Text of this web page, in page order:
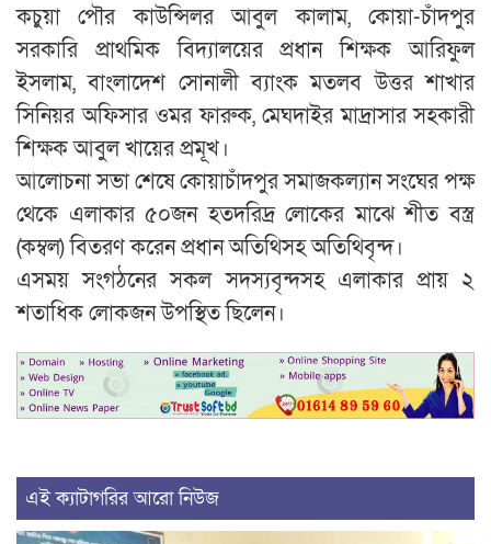
কচুয়া পৌর কাউন্সিলর আবুল কালাম, কোয়া-চাঁদপুর
সরকারি প্রাথমিক বিদ্যালয়ের প্রধান শিক্ষক আরিফুল
ইসলাম, বাংলাদেশ সোনালী ব্যাংক মতলব উত্তর শাখার
সিনিয়র অফিসার ওমর ফারুক, মেঘদাইর মাদ্রাসার সহকারী
শিক্ষক আবুল খায়ের প্রমূখ।
আলোচনা সভা শেষে কোয়াচাঁদপুর সমাজকল্যান সংঘের পক্ষ
থেকে এলাকার ৫০জন হতদরিদ্র লোকের মাঝে শীত বস্ত্র
(কম্বল) বিতরণ করেন প্রধান অতিথিসহ অতিথিবৃন্দ।
এসময় সংগঠনের সকল সদস্যবৃন্দসহ এলাকার প্রায় ২
শতাধিক লোকজন উপস্থিত ছিলেন।
এই ক্যাটাগরির আরো নিউজ